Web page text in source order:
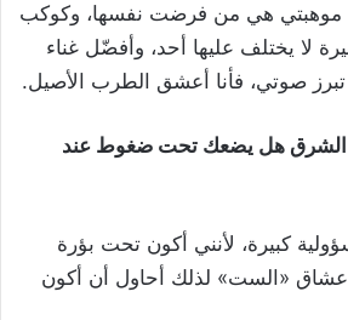
أن موهبتي هي من فرضت نفسها، وكوكب
لا يختلف عليها أحد، وأفضّل غناء
تبرز صوتي، فأنا أعشق الطرب الأصيل.
الشرق هل يضعك تحت ضغوط عند
كبيرة، لأنني أكون تحت بؤرة
عشاق «الست» لذلك أحاول أن أكون